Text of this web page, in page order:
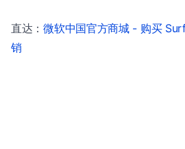
直达：微软中国官方商城 - 购买
销